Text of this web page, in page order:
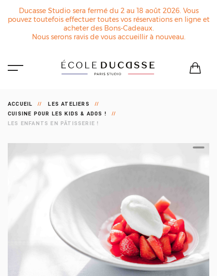
Ducasse Studio sera fermé du 2 au 18 août 2026. Vous
pouvez toutefois effectuer toutes vos réservations en ligne et
acheter des Bons-Cadeaux.
Nous serons ravis de vous accueillir à nouveau.
ACCUEIL
LES ATELIERS
CUISINE POUR LES KIDS & ADOS !
LES ENFANTS EN PÂTISSERIE !